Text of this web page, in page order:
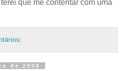
que me contentar com uma
de 2008